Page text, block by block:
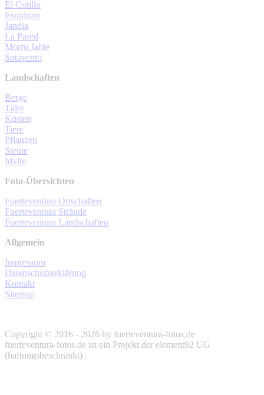
El Cotillo
Esquinzo
Jandia
La Pared
Morro Jable
Sotavento
Landschaften
Berge
Täler
Küsten
Tiere
Pflanzen
Steine
Idylle
Foto-Übersichten
Fuerteventura Ortschaften
Fuerteventura Strände
Fuerteventura Landschaften
Allgemein
Impressum
Datenschutzerklärung
Kontakt
Sitemap
Copyright © 2016 - 2026 by fuerteventura-fotos.de
fuerteventura-fotos.de ist ein Projekt der element92 UG
(haftungsbeschränkt) .